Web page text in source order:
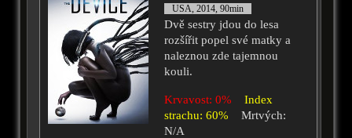
USA, 2014, 90min
Dvě sestry jdou do lesa
rozšířit popel své matky a
naleznou zde tajemnou
kouli.
Krvavost: 0%
Index
strachu: 60%
Mrtvých:
N/A